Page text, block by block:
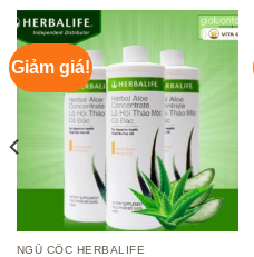
Giảm giá!
NGŨ CỐC HERBALIFE